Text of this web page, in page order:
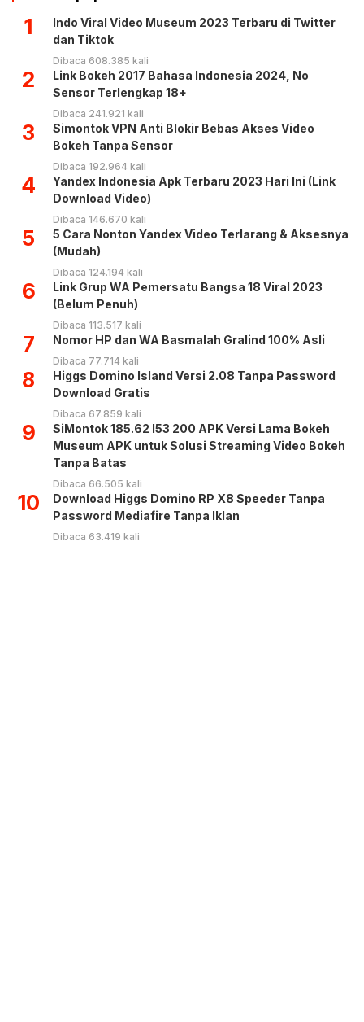
1
Indo Viral Video Museum 2023 Terbaru di Twitter
dan Tiktok
Dibaca 608.385 kali
2
Link Bokeh 2017 Bahasa Indonesia 2024, No
Sensor Terlengkap 18+
Dibaca 241.921 kali
3
Simontok VPN Anti Blokir Bebas Akses Video
Bokeh Tanpa Sensor
Dibaca 192.964 kali
4
Yandex Indonesia Apk Terbaru 2023 Hari Ini (Link
Download Video)
Dibaca 146.670 kali
5
5 Cara Nonton Yandex Video Terlarang & Aksesnya
(Mudah)
Dibaca 124.194 kali
6
Link Grup WA Pemersatu Bangsa 18 Viral 2023
(Belum Penuh)
Dibaca 113.517 kali
7 Nomor HP dan WA Basmalah Gralind 100% Asli
Dibaca 77.714 kali
8
Higgs Domino Island Versi 2.08 Tanpa Password
Download Gratis
Dibaca 67.859 kali
9
SiMontok 185.62 l53 200 APK Versi Lama Bokeh
Museum APK untuk Solusi Streaming Video Bokeh
Tanpa Batas
Dibaca 66.505 kali
10
Download Higgs Domino RP X8 Speeder Tanpa
Password Mediafire Tanpa Iklan
Dibaca 63.419 kali